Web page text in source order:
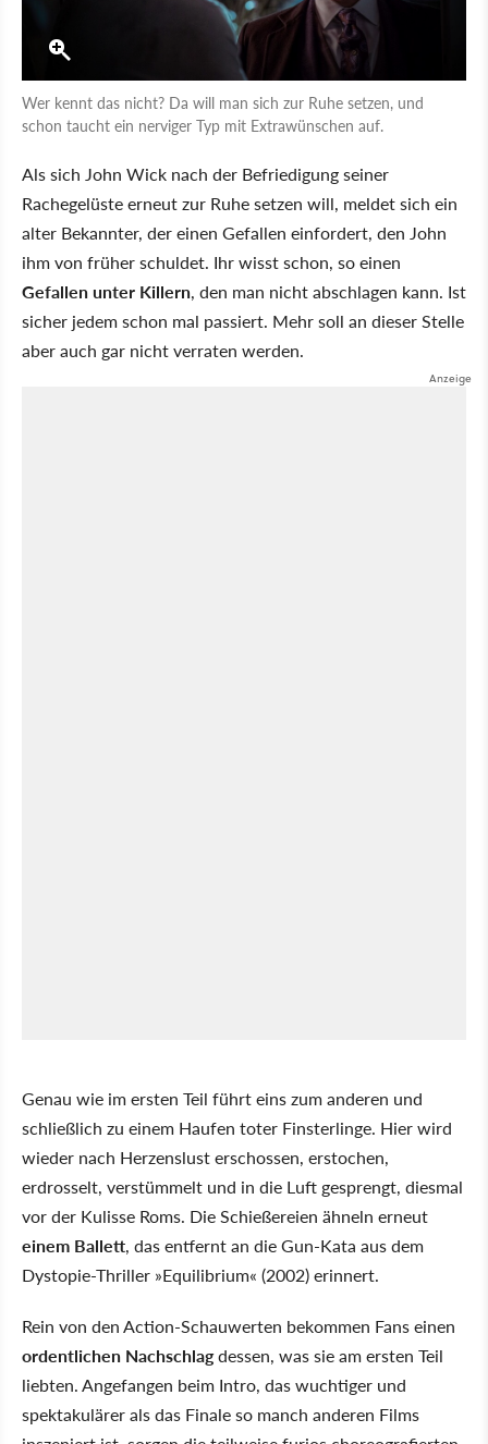
Wer kennt das nicht? Da will man sich zur Ruhe setzen, und
schon taucht ein nerviger Typ mit Extrawünschen auf.
Als sich John Wick nach der Befriedigung seiner
Rachegelüste erneut zur Ruhe setzen will, meldet sich ein
alter Bekannter, der einen Gefallen einfordert, den John
ihm von früher schuldet. Ihr wisst schon, so einen
Gefallen unter Killern, den man nicht abschlagen kann. Ist
sicher jedem schon mal passiert. Mehr soll an dieser Stelle
aber auch gar nicht verraten werden.
Genau wie im ersten Teil führt eins zum anderen und
schließlich zu einem Haufen toter Finsterlinge. Hier wird
wieder nach Herzenslust erschossen, erstochen,
erdrosselt, verstümmelt und in die Luft gesprengt, diesmal
vor der Kulisse Roms. Die Schießereien ähneln erneut
einem Ballett, das entfernt an die Gun-Kata aus dem
Dystopie-Thriller »Equilibrium« (2002) erinnert.
Rein von den Action-Schauwerten bekommen Fans einen
ordentlichen Nachschlagdessen, was sie am ersten Teil
liebten. Angefangen beim Intro, das wuchtiger und
spektakulärer als das Finale so manch anderen Films